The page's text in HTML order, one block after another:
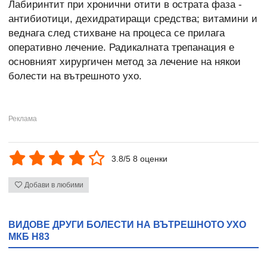
Лабиринтит при хронични отити в острата фаза -
антибиотици, дехидратиращи средства; витамини и
веднага след стихване на процеса се прилага
оперативно лечение. Радикалната трепанация е
основният хирургичен метод за лечение на някои
болести на вътрешното ухо.
3.8/5 8 оценки
Добави в любими
ВИДОВЕ ДРУГИ БОЛЕСТИ НА ВЪТРЕШНОТО УХО
МКБ H83